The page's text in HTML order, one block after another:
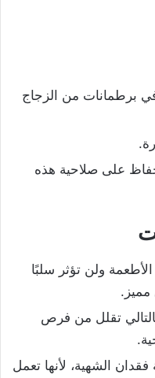
برطمانات من الزجاج
على صلاحية هذه
ولن تؤثر سلبًا
تقلل من فرص
الشهية، لأنها تعمل